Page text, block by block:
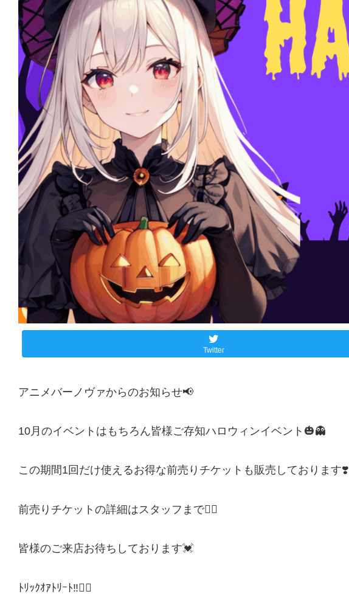
Twitter
アニメバーノヴァからのお知らせ📢
10月のイベントはもちろん皆様ご存知ハロウィンイベント🎃👻
この期間1回だけ使えるお得な前売りチケットも販売しております❣️
前売りチケットの詳細はスタッフまで🙋‍♀️
皆様のご来店お待ちしております💓
ﾄﾘｯｸｵｱﾄﾘｰﾄ‼︎🧛‍♀️